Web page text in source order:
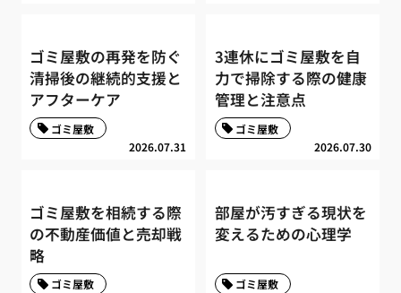
ゴミ屋敷の再発を防ぐ
清掃後の継続的支援と
アフターケア
2026.07.31
ゴミ屋敷
3連休にゴミ屋敷を自
力で掃除する際の健康
管理と注意点
2026.07.30
ゴミ屋敷
ゴミ屋敷を相続する際
の不動産価値と売却戦
略
ゴミ屋敷
部屋が汚すぎる現状を
変えるための心理学
ゴミ屋敷